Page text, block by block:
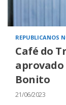
REPUBLICANOS
Café do
aprovado
Bonito
21/06/2023